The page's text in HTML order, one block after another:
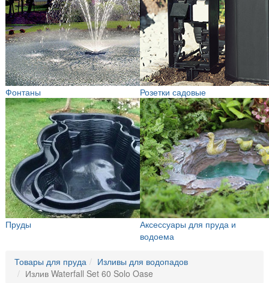
Фонтаны Розетки садовые
Пруды
Аксессуары для пруда и
водоема
Товары для пруда
Изливы для водопадов
Излив Waterfall Set 60 Solo Oase